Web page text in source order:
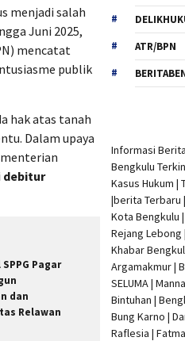
menjadi salah
Juni 2025,
mencatat
publik
hak atas tanah
Dalam upaya
debitur
Pagar
dan
Relawan
ATR/BPN
Informasi
Bengkulu
Kasus Hukum |
|berita Terbaru
Kota Bengkulu
Rejang Lebong
Khabar
Argamakmur |
SELUMA |
Bintuhan |
Bung Karno |
Raflesia |